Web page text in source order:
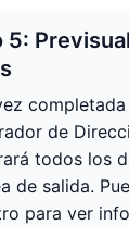
5:
de
todos los
de salida.
para ver